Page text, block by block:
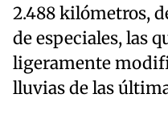
2.488 kilómetros,
de especiales, las
ligeramente
lluvias de las